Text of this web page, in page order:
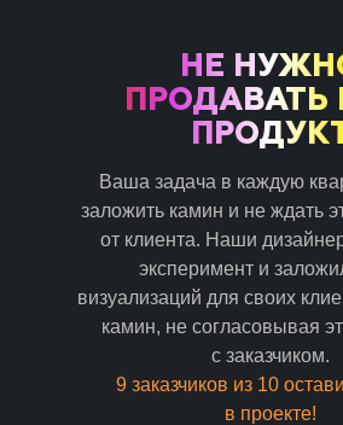
НЕ
Ваша задача в каждую
заложить камин и не ждать
от клиента. Наши
эксперимент и
визуализаций для своих
камин, не согласовывая
с заказчиком.
9 заказчиков из 10
в проекте!